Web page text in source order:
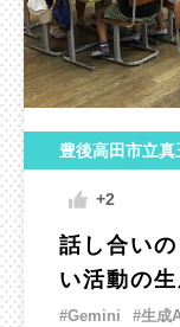
豊後高田市立
+2
話し合い
い活動の
の実践）
#Gemini #生成